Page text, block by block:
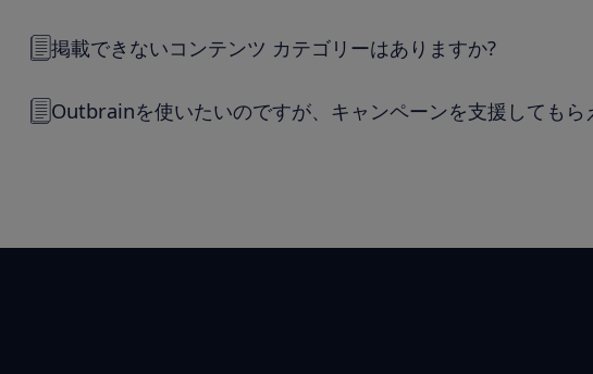
掲載できないコンテンツ カテゴリーはありますか?
Outbrainを使いたいのですが、キャンペーンを支援してもら